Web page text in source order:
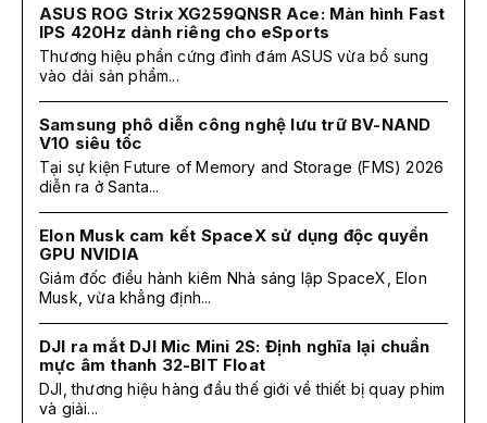
ASUS ROG Strix XG259QNSR Ace: Màn hình Fast
IPS 420Hz dành riêng cho eSports
Thương hiệu phần cứng đình đám ASUS vừa bổ sung
vào dải sản phẩm...
Samsung phô diễn công nghệ lưu trữ BV-NAND
V10 siêu tốc
Tại sự kiện Future of Memory and Storage (FMS) 2026
diễn ra ở Santa...
Elon Musk cam kết SpaceX sử dụng độc quyền
GPU NVIDIA
Giám đốc điều hành kiêm Nhà sáng lập SpaceX, Elon
Musk, vừa khẳng định...
DJI ra mắt DJI Mic Mini 2S: Định nghĩa lại chuẩn
mực âm thanh 32-BIT Float
DJI, thương hiệu hàng đầu thế giới về thiết bị quay phim
và giải...